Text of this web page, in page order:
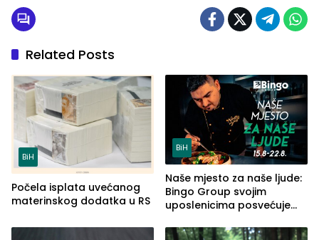
Related Posts
BiH
Počela isplata uvećanog
materinskog dodatka u RS
BiH
Naše mjesto za naše ljude:
Bingo Group svojim
uposlenicima posvećuje
trenutak